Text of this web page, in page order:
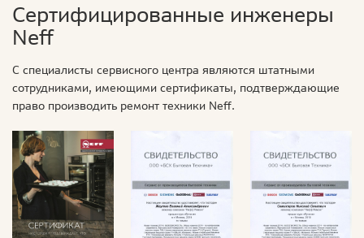
Сертифицированные инженеры
Neff
С специалисты сервисного центра являются штатными
сотрудниками, имеющими сертификаты, подтверждающие
право производить ремонт техники Neff.